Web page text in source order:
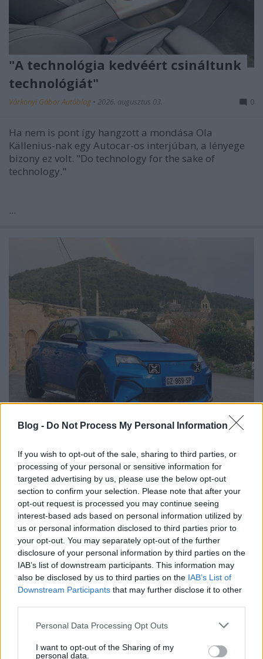
Blog - Do Not Process My Personal Information
If you wish to opt-out of the sale, sharing to third parties, or
processing of your personal or sensitive information for
targeted advertising by us, please use the below opt-out
section to confirm your selection. Please note that after your
opt-out request is processed you may continue seeing
interest-based ads based on personal information utilized by
us or personal information disclosed to third parties prior to
your opt-out. You may separately opt-out of the further
disclosure of your personal information by third parties on the
IAB’s list of downstream participants. This information may
also be disclosed by us to third parties on the IAB’s List of
Downstream Participants that may further disclose it to other
Please note that this website/app uses one or more Google
not limited to your visit or usage behaviour. You may click to
Personal Data Processing Opt Outs
I want to opt-out of the Sharing of my
personal data.
"A technológia kedvéért csináltunk
technológiát"
Várkonyi Gábor Autóblog • 2026. augusztus 03. 0
Ha nem is pont így hangzott a mondása Ola
Källenius-nak egy Autocar-os interjúban, a lényege
bizony ez volt. "Do technology for the sake of
technology."
...
“Renaulution” után "Futuready"
Év elején egy regionális piacoknak szánt
háttérbeszélgetésen vettem részt Varsóban.
Posztoltam is róla, azzal a kitétellel, hogy sajnos az
ott ...